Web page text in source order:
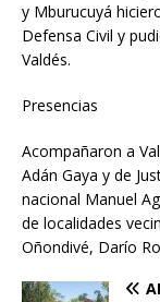
y Mburucuyá
Defensa Civil y
Valdés.
Presencias
Acompañaron a
Adán Gaya y de
nacional Manuel
de localidades
Oñondivé, Darío